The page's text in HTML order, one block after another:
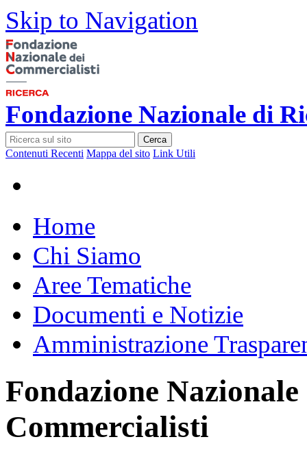
Skip to Navigation
Fondazione Nazionale di
Cerca
Contenuti Recenti Mappa del sito Link Utili
Home
Chi Siamo
Aree Tematiche
Documenti e Notizie
Amministrazione
Fondazione
Commercialisti